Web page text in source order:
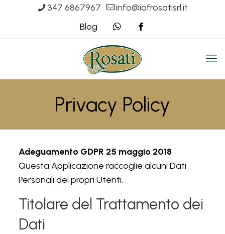
347 6867967
info@iofrosatisrl.it
Blog
Privacy Policy
Adeguamento GDPR 25 maggio 2018
Questa Applicazione raccoglie alcuni Dati
Personali dei propri Utenti.
Titolare del Trattamento dei
Dati